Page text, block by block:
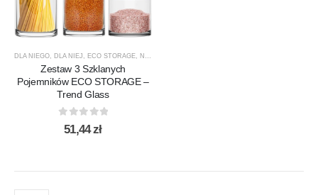
DLA NIEGO DLA NIEJ ECO STORAGE NOWOŚCI
Zestaw 3 Szklanych
Pojemników ECO STORAGE –
Trend Glass
out of 5
51,44zł